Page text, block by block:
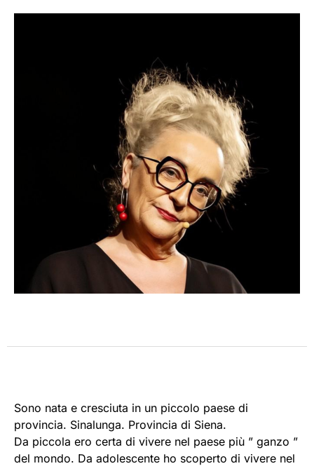
Sono nata e cresciuta in un piccolo paese di
provincia. Sinalunga. Provincia di Siena.
Da piccola ero certa di vivere nel paese più ” ganzo ”
del mondo. Da adolescente ho scoperto di vivere nel